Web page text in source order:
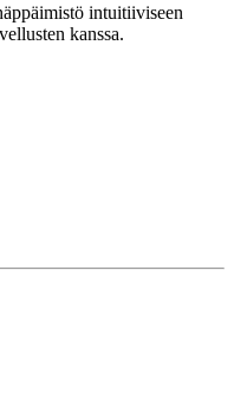
intuitiiviseen
kanssa.